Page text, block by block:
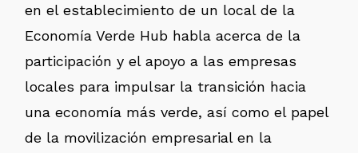
en el establecimiento de un local de la
Economía Verde Hub habla acerca de la
participación y el apoyo a las empresas
locales para impulsar la transición hacia
una economía más verde, así como el papel
de la movilización empresarial en la